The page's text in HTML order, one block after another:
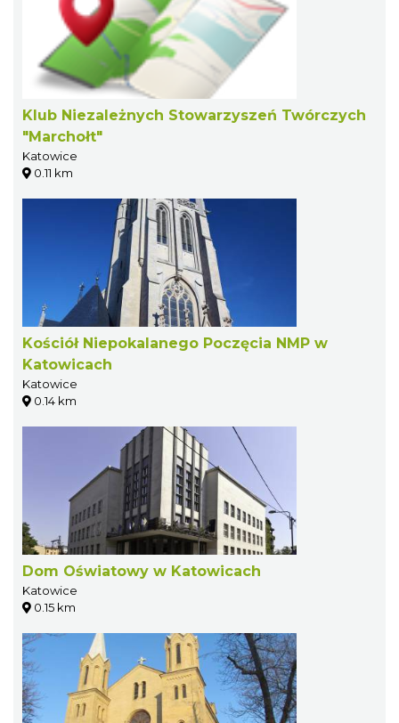
Klub Niezależnych Stowarzyszeń Twórczych
"Marchołt"
Katowice
0.11 km
Kościół Niepokalanego Poczęcia NMP w
Katowicach
Katowice
0.14 km
Dom Oświatowy w Katowicach
Katowice
0.15 km